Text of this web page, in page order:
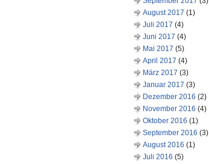
August 2017 (1)
Juli 2017 (4)
Juni 2017 (4)
Mai 2017 (5)
April 2017 (4)
März 2017 (3)
Januar 2017 (3)
Dezember 2016 (2)
November 2016 (4)
Oktober 2016 (1)
September 2016 (3)
August 2016 (1)
Juli 2016 (5)